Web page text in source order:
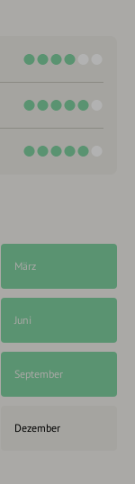
März
Juni
September
Dezember